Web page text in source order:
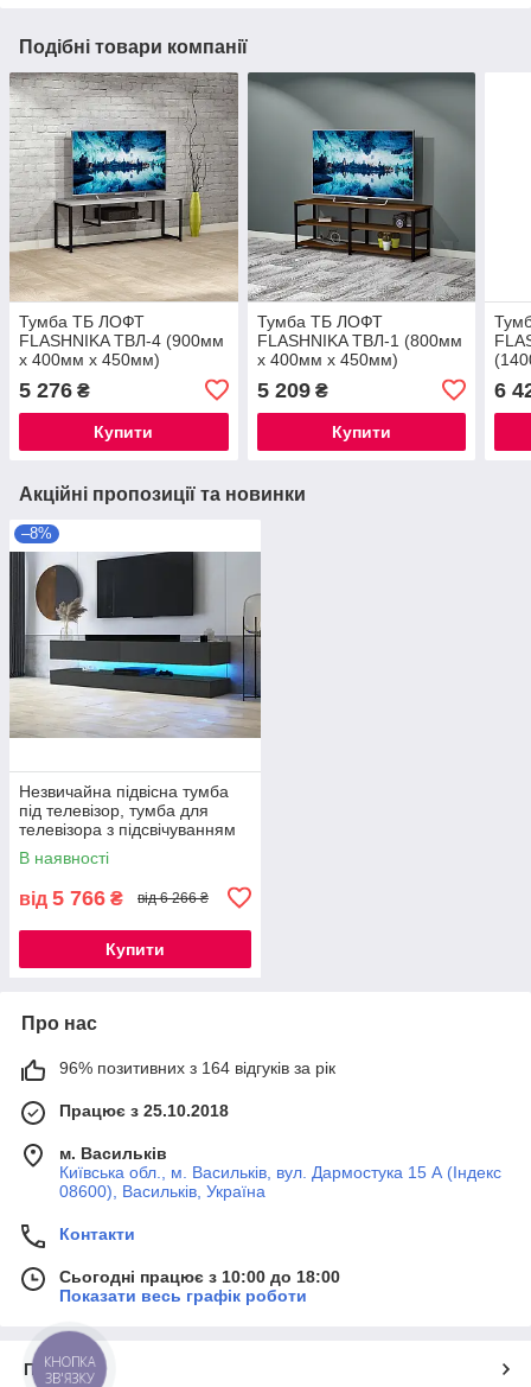
Подібні товари компанії
Тумба ТБ ЛОФТ
FLASHNIKA ТВЛ-4 (900мм
x 400мм x 450мм)
5 276 ₴
Купити
Тумба ТБ ЛОФТ
FLASHNIKA ТВЛ-1 (800мм
x 400мм x 450мм)
5 209₴
Купити
6
Акційні пропозиції та новинки
–8%
Незвичайна підвісна тумба
під телевізор, тумба для
телевізора з підсвічуванням
еко дизайн Fly ММ 140 см
В наявності
від 5 766 ₴ від 6 266 ₴
Купити
Про нас
96% позитивних з 164 відгуків за рік
Працює з 25.10.2018
м. Васильків
Київська обл., м. Васильків, вул. Дармостука 15 А (Індекс
08600), Васильків, Україна
Контакти
Сьогодні працює з 10:00 до 18:00
Показати весь графік роботи
Про нас
КНОПКА
ЗВ'ЯЗКУ